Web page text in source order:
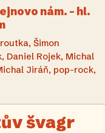
nám. – hl.
Šimon
Daniel Rojek, Michal
Jiráň, pop-rock,
švagr